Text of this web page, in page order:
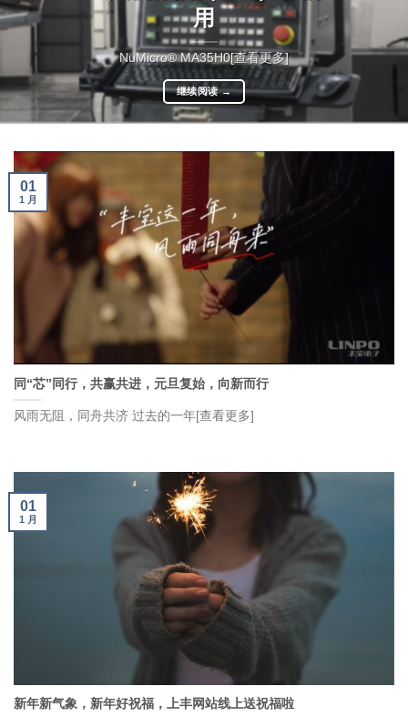
用
NuMicro® MA35H0[查看更多]
继续阅读→
同“芯”同行，共赢共进，元旦复始，向新而行
风雨无阻，同舟共济 过去的一年[查看更多]
01
1 月
新年新气象，新年好祝福，上丰网站线上送祝福啦
01
1 月